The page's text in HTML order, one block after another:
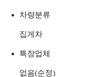
차량분류
집게차
특장업체
없음(순정)